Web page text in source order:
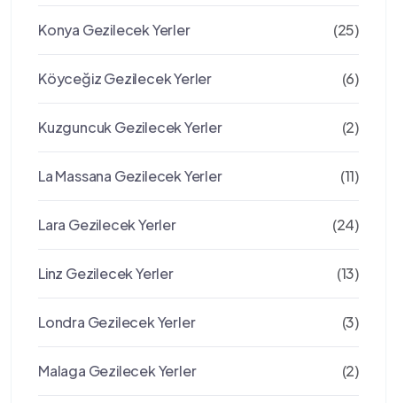
Konya Gezilecek Yerler (25)
Köyceğiz Gezilecek Yerler (6)
Kuzguncuk Gezilecek Yerler (2)
La Massana Gezilecek Yerler (11)
Lara Gezilecek Yerler (24)
Linz Gezilecek Yerler (13)
Londra Gezilecek Yerler (3)
Malaga Gezilecek Yerler (2)